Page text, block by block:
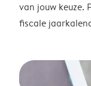
van jouw keuze.
fiscale